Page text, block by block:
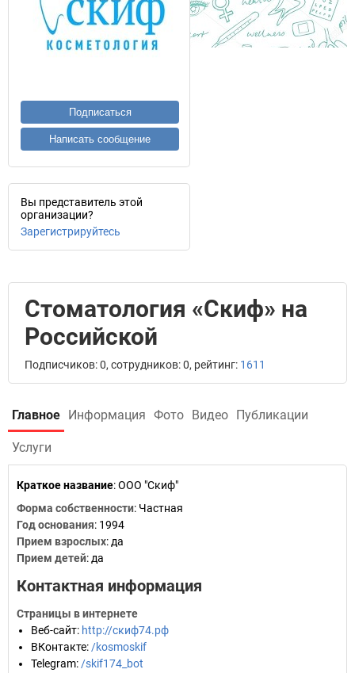
Подписаться
Написать сообщение
Вы представитель этой
организации?
Зарегистрируйтесь
Стоматология «Скиф» на
Российской
Подписчиков: 0, сотрудников: 0, рейтинг: 1611
Главное Информация Фото Видео Публикации
Услуги
Краткое название:ООО "Скиф"
Форма собственности: Частная
Год основания: 1994
Прием взрослых: да
Прием детей: да
Контактная информация
Страницы в интернете
Веб-сайт: http://скиф74.рф
ВКонтакте: /kosmoskif
Telegram: /skif174_bot